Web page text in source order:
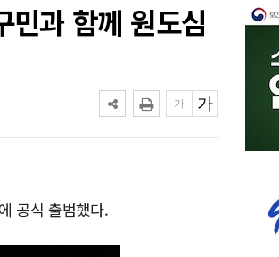
과 함께 원도심
공식 출범했다.